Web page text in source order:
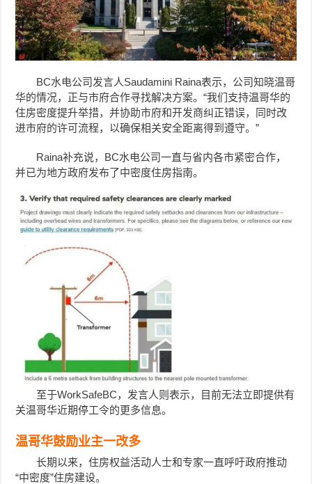
BC水电公司发言人Saudamini Raina表示，公司知晓温哥
华的情况，正与市府合作寻找解决方案。“我们支持温哥华的
住房密度提升举措，并协助市府和开发商纠正错误，同时改
进市府的许可流程，以确保相关安全距离得到遵守。”
Raina补充说，BC水电公司一直与省内各市紧密合作，
并已为地方政府发布了中密度住房指南。
至于WorkSafeBC，发言人则表示，目前无法立即提供有
关温哥华近期停工令的更多信息。
温哥华鼓励业主一改多
长期以来，住房权益活动人士和专家一直呼吁政府推动
“中密度”住房建设。